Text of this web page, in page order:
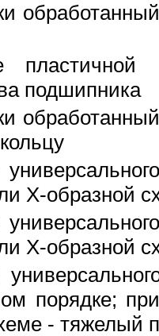
подшипника
Х-образной
Х-образной
порядке;
- тяжелый